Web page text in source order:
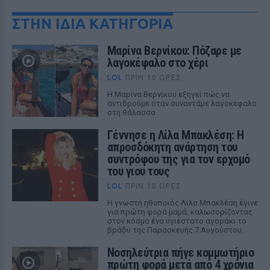
ΣΤΗΝ ΙΔΙΑ ΚΑΤΗΓΟΡΙΑ
Μαρίνα Βερνίκου: Πόζαρε με
λαγοκέφαλο στο χέρι
LOL ΠΡΙΝ 10 ΏΡΕΣ
Η Μαρίνα Βερνίκου εξηγεί πώς να
αντιδρούμε όταν συναντάμε λαγοκέφαλο
στη θάλασσα
Γέννησε η Λίλα Μπακλέση: Η
απροσδόκητη ανάρτηση του
συντρόφου της για τον ερχομό
του γιου τους
LOL ΠΡΙΝ 10 ΏΡΕΣ
Η γνωστή ηθοποιός Λίλα Μπακλέση έγινε
για πρώτη φορά μαμά, καλωσορίζοντας
στον κόσμο ένα υγιέστατο αγοράκι το
βράδυ της Παρασκευής 7 Αυγούστου.
Νοσηλεύτρια πήγε κομμωτήριο
πρώτη φορά μετά από 4 χρόνια